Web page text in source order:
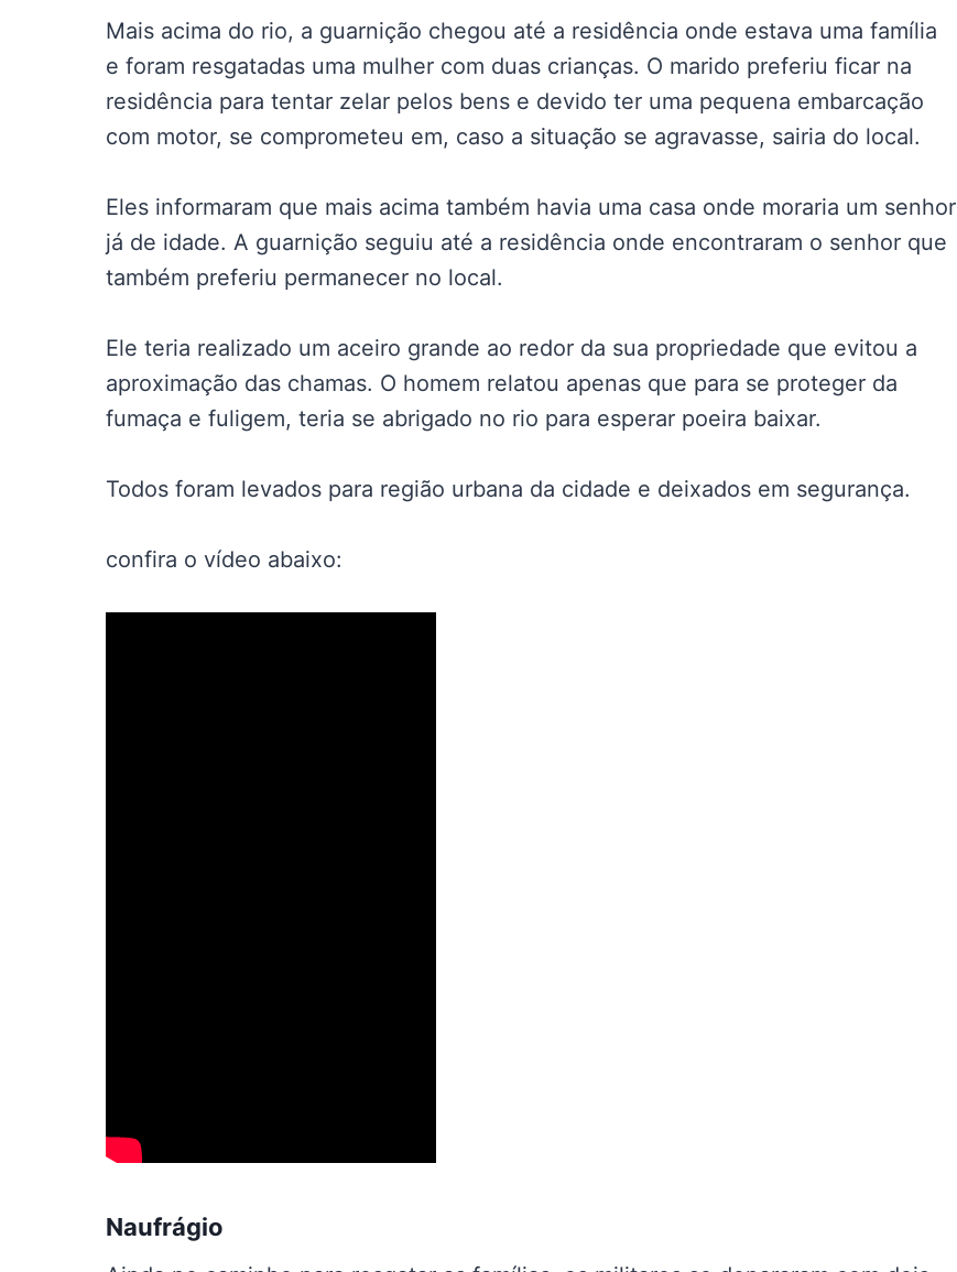
Mais acima do rio, a guarnição chegou até a residência onde estava uma família
e foram resgatadas uma mulher com duas crianças. O marido preferiu ficar na
residência para tentar zelar pelos bens e devido ter uma pequena embarcação
com motor, se comprometeu em, caso a situação se agravasse, sairia do local.
Eles informaram que mais acima também havia uma casa onde moraria um senhor
já de idade. A guarnição seguiu até a residência onde encontraram o senhor que
também preferiu permanecer no local.
Ele teria realizado um aceiro grande ao redor da sua propriedade que evitou a
aproximação das chamas. O homem relatou apenas que para se proteger da
fumaça e fuligem, teria se abrigado no rio para esperar poeira baixar.
Todos foram levados para região urbana da cidade e deixados em segurança.
confira o vídeo abaixo:
Naufrágio